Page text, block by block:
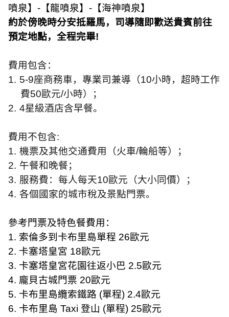
噴泉】 - 【龍噴泉】 - 【海神噴泉】
約於傍晚時分安抵羅馬，司導隨即歡送貴賓前往
預定地點，全程完畢!
費用包含：
1. 5-9座商務車，專業司兼導（10小時，超時工作
費50歐元/小時）；
2. 4星級酒店含早餐。
費用不包含:
1. 機票及其他交通費用（火車/輪船等）；
2. 午餐和晚餐；
3. 服務費：每人每天10歐元（大小同價）；
4. 各個國家的城市稅及景點門票。
參考門票及特色餐費用：
1. 索倫多到卡布里島單程 26歐元
2. 卡塞塔皇宮 18歐元
3. 卡塞塔皇宮花園往返小巴 2.5歐元
4. 龐貝古城門票 20歐元
5. 卡布里島纜索鐵路 (單程) 2.4歐元
6. 卡布里島 Taxi 登山 (單程) 25歐元